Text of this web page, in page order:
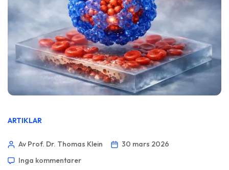
ARTIKLAR
Av Prof. Dr. Thomas Klein
30 mars 2026
Inga kommentarer